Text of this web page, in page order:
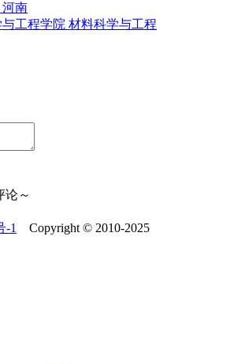
河南
工程学院 材料科学与工程
论～
-1 Copyright © 2010-2025